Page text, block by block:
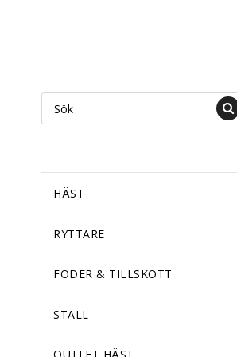
HÄST
RYTTARE
FODER & TILLSKOTT
STALL